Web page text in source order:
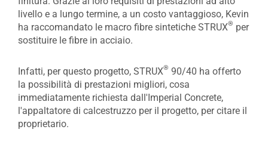
livello e a lungo termine, a un costo vantaggioso, Kevin
ha raccomandato le macro fibre sintetiche STRUX® per
sostituire le fibre in acciaio.
Infatti, per questo progetto, STRUX® 90/40 ha offerto
la possibilità di prestazioni migliori, cosa
immediatamente richiesta dall'Imperial Concrete,
l'appaltatore di calcestruzzo per il progetto, per citare il
proprietario.